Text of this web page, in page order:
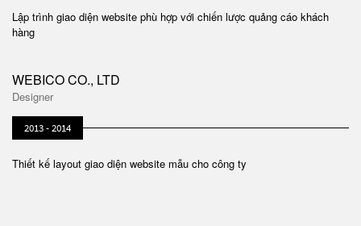
Lập trình giao diện website phù hợp với chiến lược quảng cáo khách
hàng
WEBICO CO., LTD
Designer
2013 - 2014
Thiết kế layout giao diện website mẫu cho công ty